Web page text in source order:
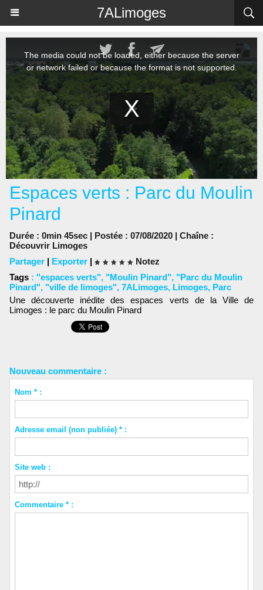
7ALimoges
Espaces verts : Parc du Moulin
Pinard
Durée : 0min 45sec | Postée : 07/08/2020 | Chaîne :
Découvrir Limoges
Partager | Exporter |
Notez
Tags : "espaces verts", "Moulin Pinard", "Parc du Moulin
Pinard", "ville de limoges", 7ALimoges, Limoges, Parc
Une découverte inédite des espaces verts de la Ville de
Limoges : le parc du Moulin Pinard
Nouveau commentaire :
Nom * :
Adresse email (non publiée) * :
Site web :
Commentaire * :